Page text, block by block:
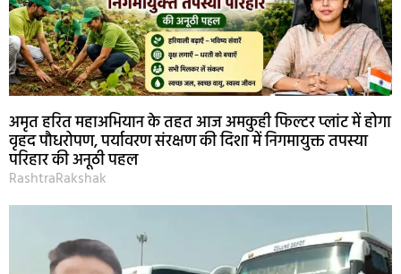
अमृत हरित महाअभियान के तहत आज अमकुही फिल्टर प्लांट में होगा
वृहद पौधरोपण, पर्यावरण संरक्षण की दिशा में निगमायुक्त तपस्या
परिहार की अनूठी पहल
RashtraRakshak